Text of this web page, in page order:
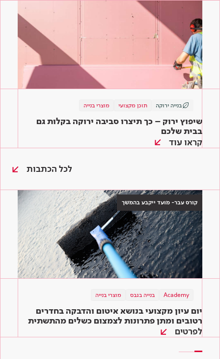
בנייה ירוקה תוכן מקצועי מוצרי בנייה
שיפוץ ירוק – כך תיצרו סביבה ירוקה בקלות גם
בבית שלכם
קראו עוד
לכל הכתבות
קורס עבר- מועד ייקבע בהמשך
Academy בנייה בגבס מוצרי בנייה
יום עיון מקצועי בנושא איטום והדבקה בחדרים
רטובים ומתן פתרונות לצמצום כשלים מהתשתית
ועד הגמר
לפרטים
תוכן מקצועי מוצרי בנייה
המדריך השלם לדבקים לאריחים: איך בוחרים את
הדבק המתאים ביותר לעבודה?
קראו עוד
בנייה ירוקה תוכן מקצועי מוצרי בנייה
שיפוץ ירוק – כך תיצרו סביבה ירוקה בקלות גם
בבית שלכם
קראו עוד